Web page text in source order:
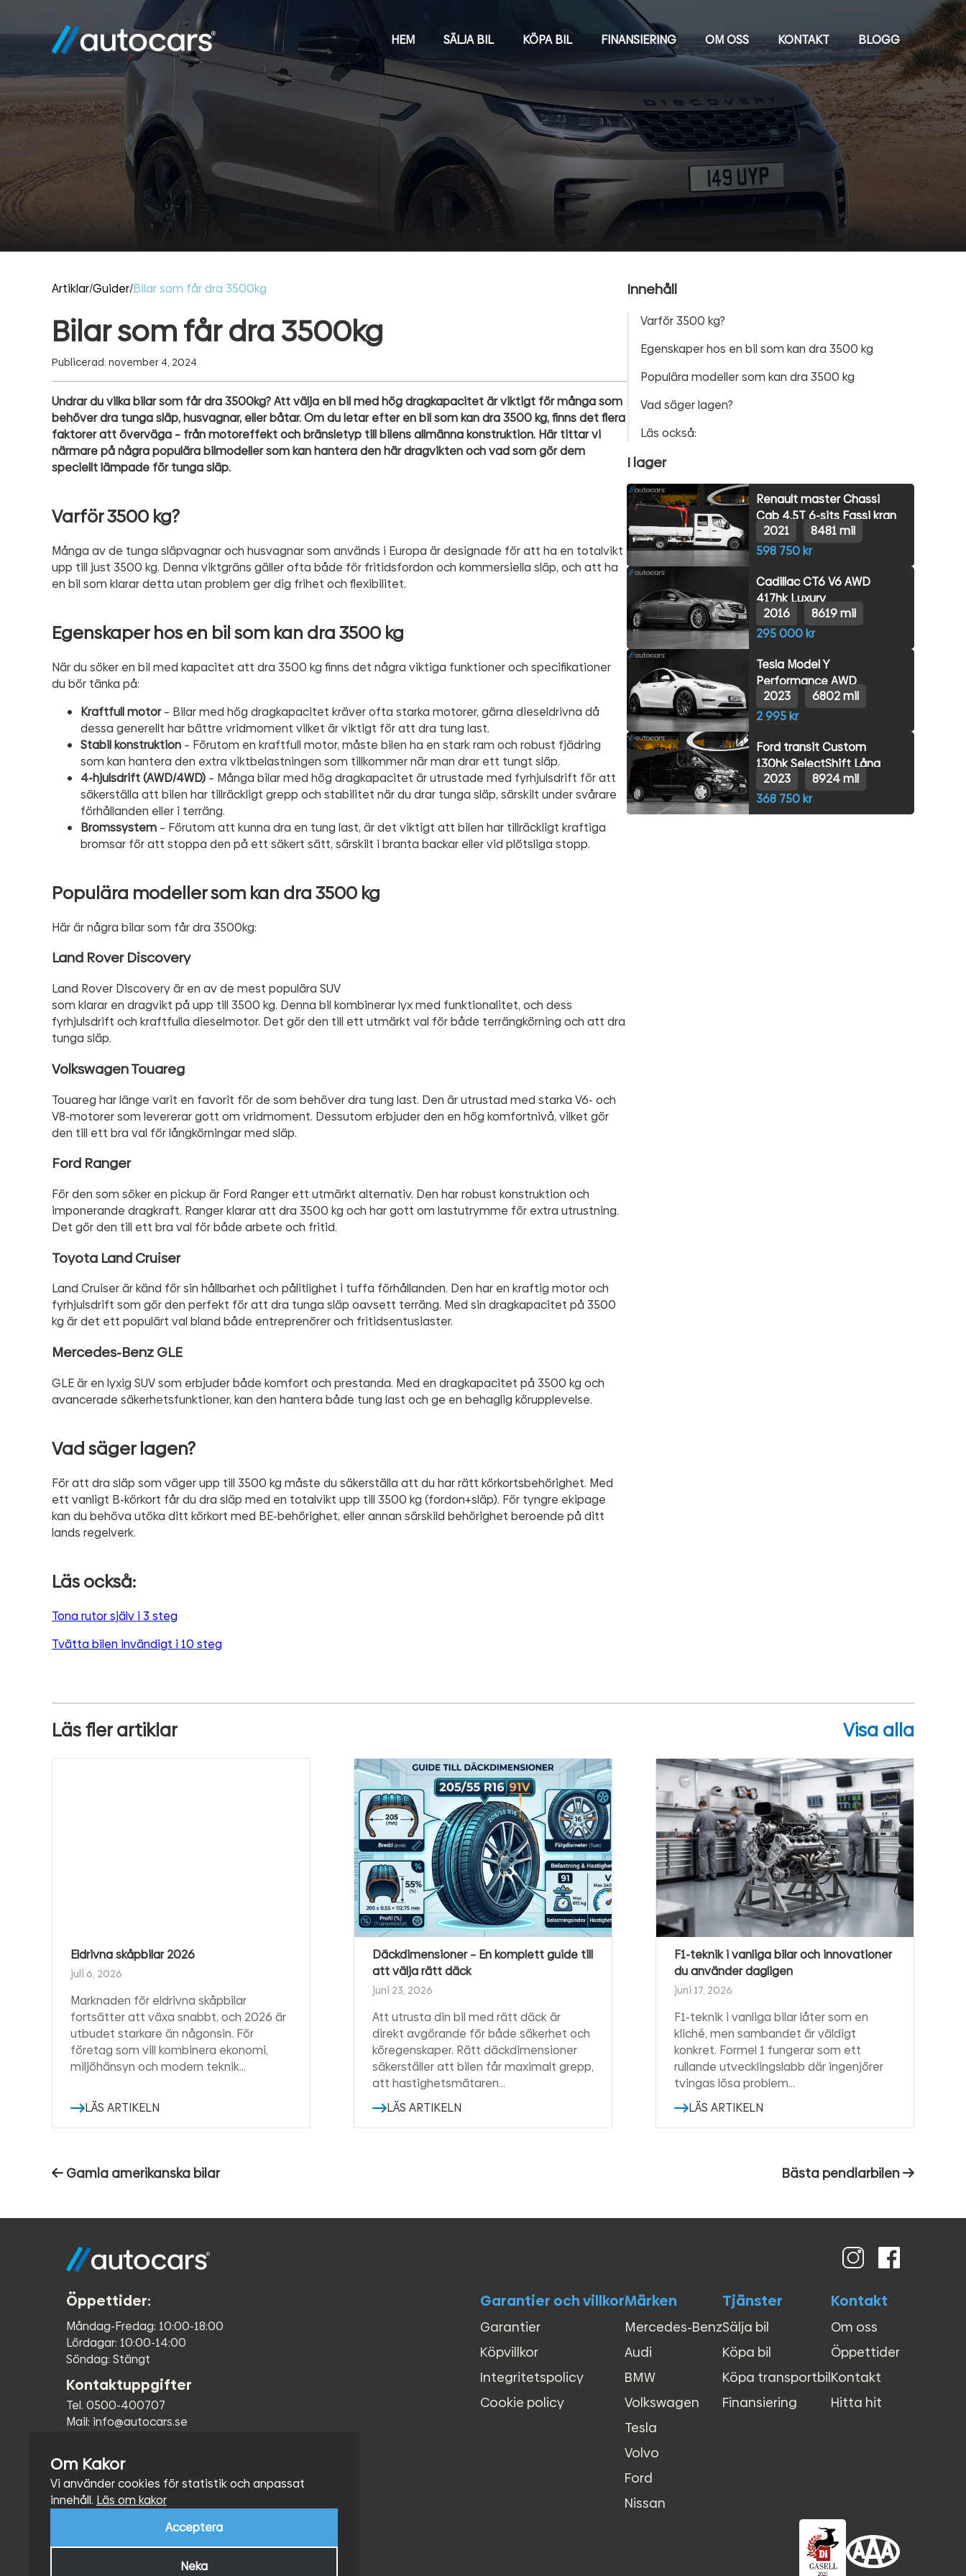
HEM SÄLJA BIL KÖPA BIL FINANSIERING OM OSS KONTAKT BLOGG
Artiklar/Guider/Bilar som får dra 3500kg
Bilar som får dra 3500kg
Publicerad: november 4, 2024
Undrar du vilka bilar som får dra 3500kg? Att välja en bil med hög dragkapacitet är viktigt för många som
behöver dra tunga släp, husvagnar, eller båtar. Om du letar efter en bil som kan dra 3500 kg, finns det flera
faktorer att överväga – från motoreffekt och bränsletyp till bilens allmänna konstruktion. Här tittar vi
närmare på några populära bilmodeller som kan hantera den här dragvikten och vad som gör dem
speciellt lämpade för tunga släp.
Varför 3500 kg?
Många av de tunga släpvagnar och husvagnar som används i Europa är designade för att ha en totalvikt
upp till just 3500 kg. Denna viktgräns gäller ofta både för fritidsfordon och kommersiella släp, och att ha
en bil som klarar detta utan problem ger dig frihet och flexibilitet.
Egenskaper hos en bil som kan dra 3500 kg
När du söker en bil med kapacitet att dra 3500 kg finns det några viktiga funktioner och specifikationer
du bör tänka på:
Kraftfull motor– Bilar med hög dragkapacitet kräver ofta starka motorer, gärna dieseldrivna då
dessa generellt har bättre vridmoment vilket är viktigt för att dra tung last.
Stabil konstruktion – Förutom en kraftfull motor, måste bilen ha en stark ram och robust fjädring
som kan hantera den extra viktbelastningen som tillkommer när man drar ett tungt släp.
4-hjulsdrift (AWD/4WD) – Många bilar med hög dragkapacitet är utrustade med fyrhjulsdrift för att
säkerställa att bilen har tillräckligt grepp och stabilitet när du drar tunga släp, särskilt under svårare
förhållanden eller i terräng.
Bromssystem – Förutom att kunna dra en tung last, är det viktigt att bilen har tillräckligt kraftiga
bromsar för att stoppa den på ett säkert sätt, särskilt i branta backar eller vid plötsliga stopp.
Populära modeller som kan dra 3500 kg
Här är några bilar som får dra 3500kg:
Land Rover Discovery
Land Rover Discovery är en av de mest populära SUV
som klarar en dragvikt på upp till 3500 kg. Denna bil kombinerar lyx med funktionalitet, och dess
fyrhjulsdrift och kraftfulla dieselmotor. Det gör den till ett utmärkt val för både terrängkörning och att dra
tunga släp.
Volkswagen Touareg
Touareg har länge varit en favorit för de som behöver dra tung last. Den är utrustad med starka V6- och
V8-motorer som levererar gott om vridmoment. Dessutom erbjuder den en hög komfortnivå, vilket gör
den till ett bra val för långkörningar med släp.
Ford Ranger
För den som söker en pickup är Ford Ranger ett utmärkt alternativ. Den har robust konstruktion och
imponerande dragkraft. Ranger klarar att dra 3500 kg och har gott om lastutrymme för extra utrustning.
Det gör den till ett bra val för både arbete och fritid.
Toyota Land Cruiser
Land Cruiser är känd för sin hållbarhet och pålitlighet i tuffa förhållanden. Den har en kraftig motor och
fyrhjulsdrift som gör den perfekt för att dra tunga släp oavsett terräng. Med sin dragkapacitet på 3500
kg är det ett populärt val bland både entreprenörer och fritidsentusiaster.
Mercedes-Benz GLE
GLE är en lyxig SUV som erbjuder både komfort och prestanda. Med en dragkapacitet på 3500 kg och
avancerade säkerhetsfunktioner, kan den hantera både tung last och ge en behaglig körupplevelse.
Vad säger lagen?
För att dra släp som väger upp till 3500 kg måste du säkerställa att du har rätt körkortsbehörighet. Med
ett vanligt B-körkort får du dra släp med en totalvikt upp till 3500 kg (fordon+släp). För tyngre ekipage
kan du behöva utöka ditt körkort med BE-behörighet, eller annan särskild behörighet beroende på ditt
lands regelverk.
Läs också:
Tona rutor själv i 3 steg
Tvätta bilen invändigt i 10 steg
Innehåll
Varför 3500 kg?
Egenskaper hos en bil som kan dra 3500 kg
Populära modeller som kan dra 3500 kg
Vad säger lagen?
Läs också:
I lager
Renault master Chassi
Cab 4.5T 6-sits Fassi kran
2021
8481 mil
598 750 kr
Cadillac CT6 V6 AWD
417hk Luxury
2016
8619 mil
295 000 kr
Tesla Model Y
Performance AWD
2023
6802 mil
2 995 kr
Ford transit Custom
130hk SelectShift Lång
2023
8924 mil
368 750 kr
Läs fler artiklar Visa alla
Eldrivna skåpbilar 2026
juli 6, 2026
Marknaden för eldrivna skåpbilar
fortsätter att växa snabbt, och 2026 är
utbudet starkare än någonsin. För
företag som vill kombinera ekonomi,
miljöhänsyn och modern teknik…
LÄS ARTIKELN
Däckdimensioner – En komplett guide till
att välja rätt däck
juni 23, 2026
Att utrusta din bil med rätt däck är
direkt avgörande för både säkerhet och
köregenskaper. Rätt däckdimensioner
säkerställer att bilen får maximalt grepp,
att hastighetsmätaren…
LÄS ARTIKELN
F1-teknik i vanliga bilar och innovationer
du använder dagligen
juni 17, 2026
F1-teknik i vanliga bilar låter som en
kliché, men sambandet är väldigt
konkret. Formel 1 fungerar som ett
rullande utvecklingslabb där ingenjörer
tvingas lösa problem…
LÄS ARTIKELN
Inläggsnavigering
Förra
Gamla amerikanska bilar Bästa pendlarbilen Nästa
Öppettider:
Måndag-Fredag: 10:00-18:00
Lördagar: 10:00-14:00
Söndag: Stängt
Kontaktuppgifter
Tel. 0500-400707
Mail: info@autocars.se
Garantier och villkor
Garantier
Köpvillkor
Integritetspolicy
Cookie policy
Märken
Mercedes-Benz
Audi
BMW
Volkswagen
Tesla
Volvo
Ford
Nissan
Tjänster
Sälja bil
Köpa bil
Köpa transportbil
Finansiering
Kontakt
Om oss
Öppettider
Kontakt
Hitta hit
Om Kakor
Vi använder cookies för statistik och anpassat
innehåll. Läs om kakor
Acceptera
Neka